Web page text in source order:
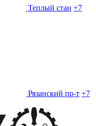
Теплый стан +7
Рязанский пр-т +7